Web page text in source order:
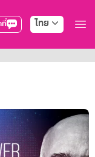
ที่ ไทย